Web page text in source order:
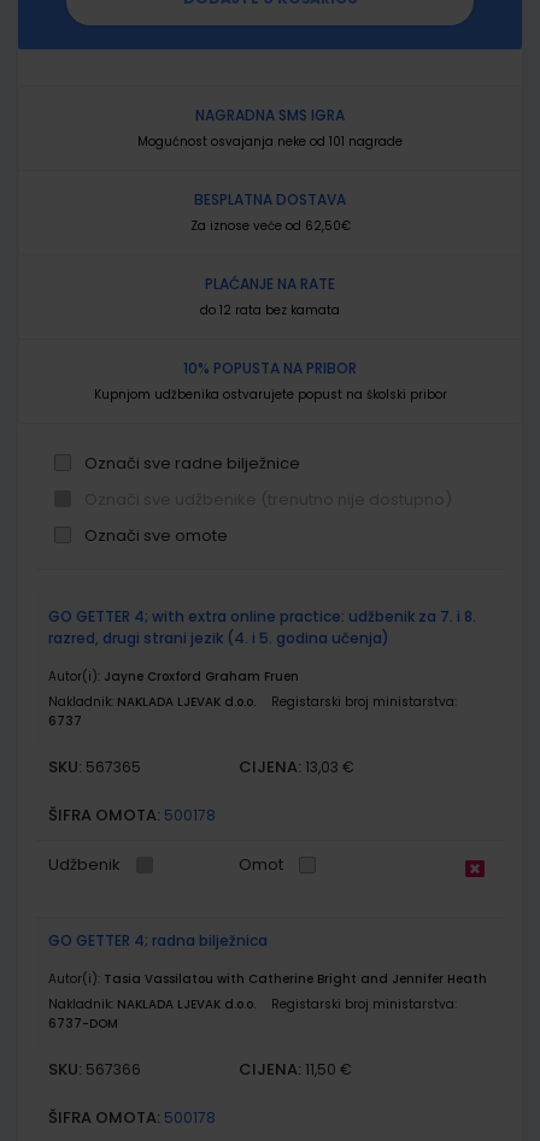
NAGRADNA SMS IGRA
Mogućnost osvajanja neke od 101 nagrade
BESPLATNA DOSTAVA
Za iznose veće od 62,50€
PLAĆANJE NA RATE
do 12 rata bez kamata
10% POPUSTA NA PRIBOR
Kupnjom udžbenika ostvarujete popust na školski pribor
Označi sve radne bilježnice
Označi sve omote
proizvodi
GO GETTER 4; with extra online practice: udžbenik za 7. i 8.
razred, drugi strani jezik (4. i 5. godina učenja)
Autor(i): Jayne Croxford Graham Fruen
Nakladnik: NAKLADA LJEVAK d.o.o.
Registarski broj ministarstva:
6737
SKU: 567365 CIJENA: 13,03 €
ŠIFRA OMOTA: 500178
Udžbenik Omot
GO GETTER 4; radna bilježnica
Autor(i): Tasia Vassilatou with Catherine Bright and Jennifer Heath
Nakladnik: NAKLADA LJEVAK d.o.o.
Registarski broj ministarstva:
6737-DOM
SKU: 567366 CIJENA: 11,50 €
ŠIFRA OMOTA: 500178